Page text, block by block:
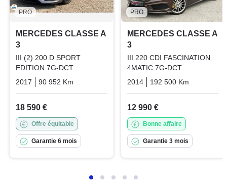
PRO
MERCEDES CLASSE A
3
III (2) 200 D SPORT
EDITION 7G-DCT
2017
90 952 Km Diesel
18 590 €
Offre équitable
Garantie 6 mois
PRO
MERCEDES CLASSE A
3
III 220 CDI FASCINATION
4MATIC 7G-DCT
2014
192 500 Km
12 990 €
Bonne affaire
Garantie 3 mois